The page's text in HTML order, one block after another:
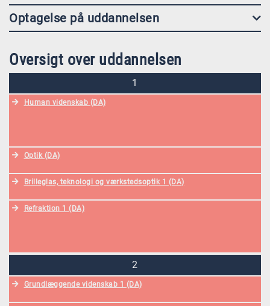
Optagelse på uddannelsen
Oversigt over uddannelsen
1
Human videnskab (DA)
Optik (DA)
Brilleglas, teknologi og værkstedsoptik 1 (DA)
Refraktion 1 (DA)
2
Grundlæggende videnskab 1 (DA)